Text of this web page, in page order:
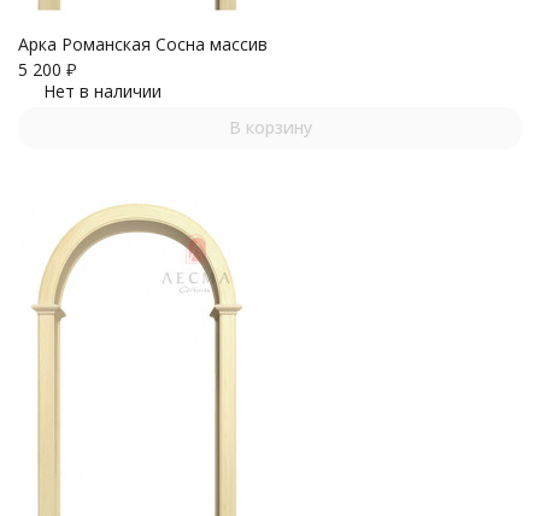
Арка Романская Сосна массив
5 200 ₽
Нет в наличии
В корзину